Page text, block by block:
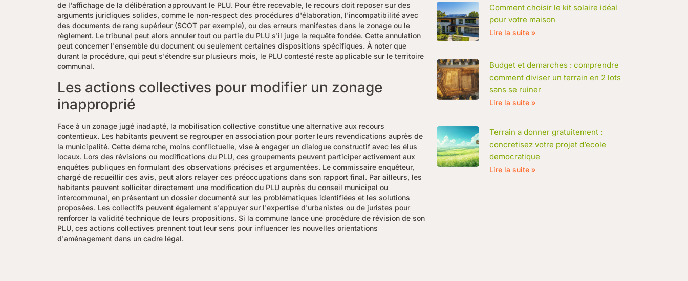
de l'affichage de la délibération approuvant le PLU. Pour être recevable, le recours doit reposer sur des
arguments juridiques solides, comme le non-respect des procédures d'élaboration, l'incompatibilité avec
des documents de rang supérieur (SCOT par exemple), ou des erreurs manifestes dans le zonage ou le
règlement. Le tribunal peut alors annuler tout ou partie du PLU s'il juge la requête fondée. Cette annulation
peut concerner l'ensemble du document ou seulement certaines dispositions spécifiques. À noter que
durant la procédure, qui peut s'étendre sur plusieurs mois, le PLU contesté reste applicable sur le territoire
communal.
Les actions collectives pour modifier un zonage
inapproprié
Face à un zonage jugé inadapté, la mobilisation collective constitue une alternative aux recours
contentieux. Les habitants peuvent se regrouper en association pour porter leurs revendications auprès de
la municipalité. Cette démarche, moins conflictuelle, vise à engager un dialogue constructif avec les élus
locaux. Lors des révisions ou modifications du PLU, ces groupements peuvent participer activement aux
enquêtes publiques en formulant des observations précises et argumentées. Le commissaire enquêteur,
chargé de recueillir ces avis, peut alors relayer ces préoccupations dans son rapport final. Par ailleurs, les
habitants peuvent solliciter directement une modification du PLU auprès du conseil municipal ou
intercommunal, en présentant un dossier documenté sur les problématiques identifiées et les solutions
proposées. Les collectifs peuvent également s'appuyer sur l'expertise d'urbanistes ou de juristes pour
renforcer la validité technique de leurs propositions. Si la commune lance une procédure de révision de son
PLU, ces actions collectives prennent tout leur sens pour influencer les nouvelles orientations
d'aménagement dans un cadre légal.
Comment choisir le kit solaire idéal
pour votre maison
Lire la suite »
Budget et demarches : comprendre
comment diviser un terrain en 2 lots
sans se ruiner
Lire la suite »
Terrain a donner gratuitement :
concretisez votre projet d’ecole
democratique
Lire la suite »